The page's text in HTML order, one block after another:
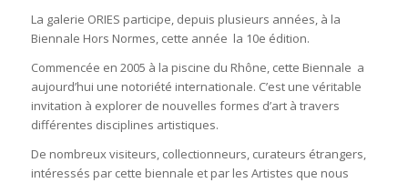
La galerie ORIES participe, depuis plusieurs années, à la
Biennale Hors Normes, cette année la 10e édition.
Commencée en 2005 à la piscine du Rhône, cette Biennale a
aujourd’hui une notoriété internationale. C’est une véritable
invitation à explorer de nouvelles formes d’art à travers
différentes disciplines artistiques.
De nombreux visiteurs, collectionneurs, curateurs étrangers,
intéressés par cette biennale et par les Artistes que nous